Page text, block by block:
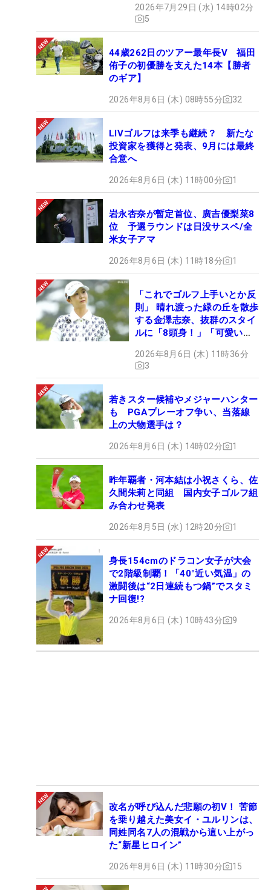
ギア”】
2026年7月29日 (水) 14時02分
5
44歳262日のツアー最年長V 福田
侑子の初優勝を支えた14本【勝者
のギア】
2026年8月6日 (木) 08時55分 32
LIVゴルフは来季も継続？ 新たな
投資家を獲得と発表、9月には最終
合意へ
2026年8月6日 (木) 11時00分 1
岩永杏奈が暫定首位、廣吉優梨菜8
位 予選ラウンドは日没サスペ/全
米女子アマ
2026年8月6日 (木) 11時18分 1
「これでゴルフ上手いとか反
則」 晴れ渡った緑の丘を散歩
する金澤志奈、抜群のスタイ
ルに「8頭身！」「可愛いに
2026年8月6日 (木) 11時36分
3
若きスター候補やメジャーハンター
も PGAプレーオフ争い、当落線
上の大物選手は？
2026年8月6日 (木) 14時02分 1
昨年覇者・河本結は小祝さくら、佐
久間朱莉と同組 国内女子ゴルフ組
み合わせ発表
2026年8月5日 (水) 12時20分 1
身長154cmのドラコン女子が大会
で2階級制覇！「40°近い気温」の
激闘後は“2日連続もつ鍋”でスタミ
ナ回復!?
2026年8月6日 (木) 10時43分 9
改名が呼び込んだ悲願の初V！ 苦節
を乗り越えた美女イ・ユルリンは、
同姓同名7人の混戦から這い上がっ
た“新星ヒロイン”
2026年8月6日 (木) 11時30分 15